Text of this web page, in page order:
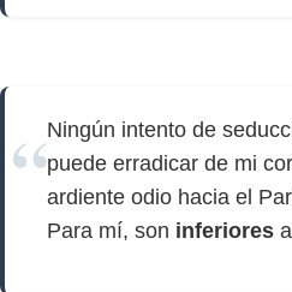
Ningún intento de
puede erradicar de mi
ardiente odio hacia el
Para mí, son inferiores